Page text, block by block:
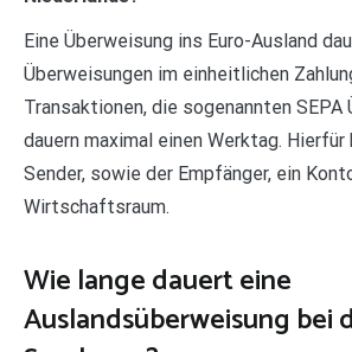
Eine Überweisung ins Euro-Ausland
Überweisungen im einheitlichen
Transaktionen, die sogenannten SEPA
dauern maximal einen Werktag.
Sender, sowie der Empfänger, ein
Wirtschaftsraum.
Wie lange dauert eine
Auslandsüberweisung bei